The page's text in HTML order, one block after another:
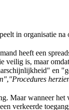
in organisatie
heeft een
veilig is, maar
en
,"Procedures
Maar wanneer het
verkeerde